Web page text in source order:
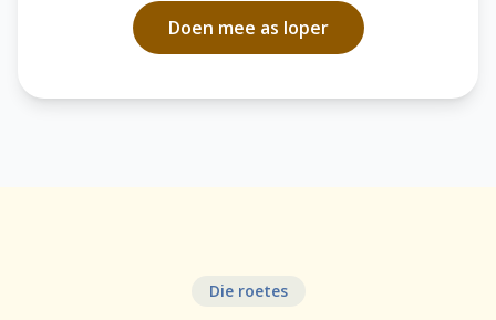
Doen mee as loper
Die roetes